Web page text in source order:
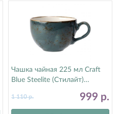
Чашка чайная 225 мл Craft
Blue Steelite (Стилайт)
999 р.
1 110р.